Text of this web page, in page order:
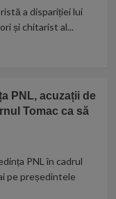
a dispariției lui
și chitarist al...
PNL, acuzații de
Tomac ca să
PNL în cadrul
pe președintele